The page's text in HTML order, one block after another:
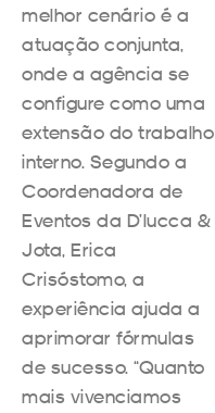
melhor cenário é a
atuação conjunta,
onde a agência se
configure como uma
extensão do trabalho
interno. Segundo a
Coordenadora de
Eventos da D’lucca &
Jota, Erica
Crisóstomo, a
experiência ajuda a
aprimorar fórmulas
de sucesso. “Quanto
mais vivenciamos